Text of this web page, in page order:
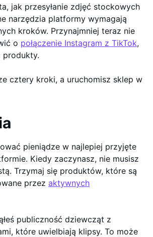
jak przesyłanie zdjęć stockowych
narzędzia platformy wymagają
kroków. Przynajmniej teraz nie
o połączenie Instagram z TikTok,
produkty.
cztery kroki, a uruchomisz sklep w
pieniądze w najlepiej przyjęte
Kiedy zaczynasz, nie musisz
Trzymaj się produktów, które są
przez aktywnych
publiczność dziewcząt z
które uwielbiają klipsy. To może